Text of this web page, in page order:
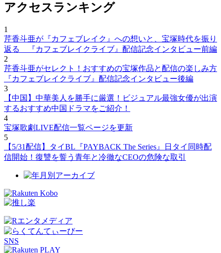
アクセスランキング
1
芹香斗亜が『カフェブレイク』への想いと、宝塚時代を振り
返る 『カフェブレイクライブ』配信記念インタビュー前編
2
芹香斗亜がセレクト！おすすめの宝塚作品と配信の楽しみ方
『カフェブレイクライブ』配信記念インタビュー後編
3
【中国】中華美人を勝手に厳選！ビジュアル最強女優が出演
するおすすめ中国ドラマをご紹介！
4
宝塚歌劇LIVE配信一覧ページを更新
5
【5/31配信】タイBL『PAYBACK The Series』日タイ同時配
信開始！復讐を誓う青年と冷徹なCEOの危険な取引
SNS